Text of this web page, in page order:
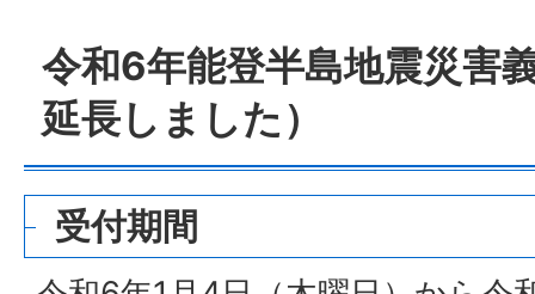
令和6年能登半島地震災害
延長しました）
受付期間